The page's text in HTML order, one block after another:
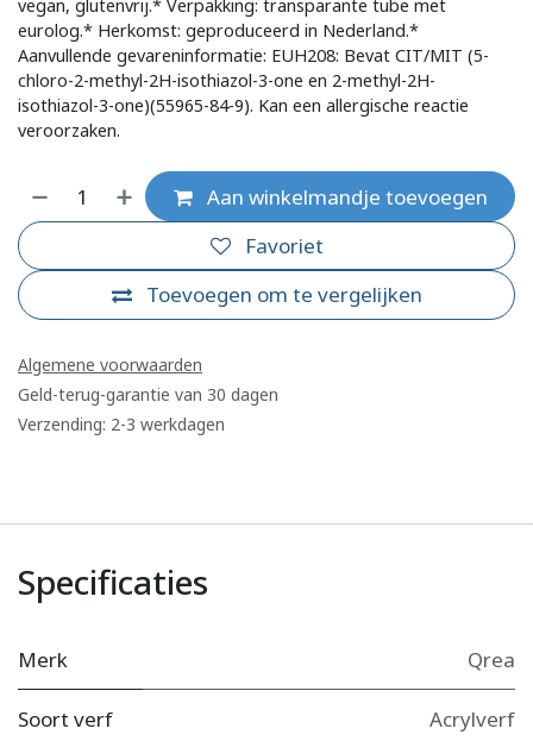
vegan, glutenvrij.* Verpakking: transparante tube met
eurolog.* Herkomst: geproduceerd in Nederland.*
Aanvullende gevareninformatie: EUH208: Bevat CIT/MIT (5-
chloro-2-methyl-2H-isothiazol-3-one en 2-methyl-2H-
isothiazol-3-one)(55965-84-9). Kan een allergische reactie
veroorzaken.
Aan winkelmandje toevoegen
Toevoegen om te vergelijken
Favoriet
Algemene voorwaarden
Geld-terug-garantie van 30 dagen
Verzending: 2-3 werkdagen
Specificaties
Merk Qrea
Soort verf Acrylverf